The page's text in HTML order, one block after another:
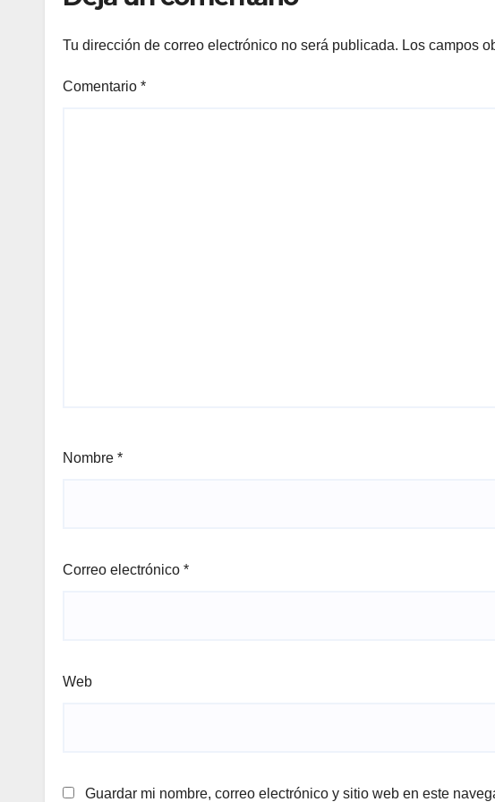
Tu dirección de correo electrónico no será publicada. Los campos
Comentario *
Nombre *
Correo electrónico *
Web
Guardar mi nombre, correo electrónico y sitio web en este